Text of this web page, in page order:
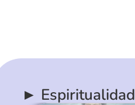
► Espiritualidad